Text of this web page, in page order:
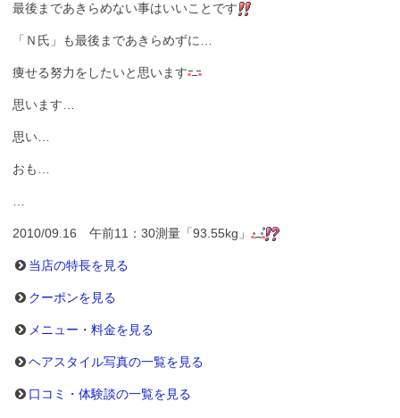
最後まであきらめない事はいいことです
「Ｎ氏」も最後まであきらめずに…
痩せる努力をしたいと思います
思います…
思い…
おも…
2010/09.16 午前11：30測量「93.55kg」
当店の特長を見る
クーポンを見る
メニュー・料金を見る
ヘアスタイル写真の一覧を見る
口コミ・体験談の一覧を見る